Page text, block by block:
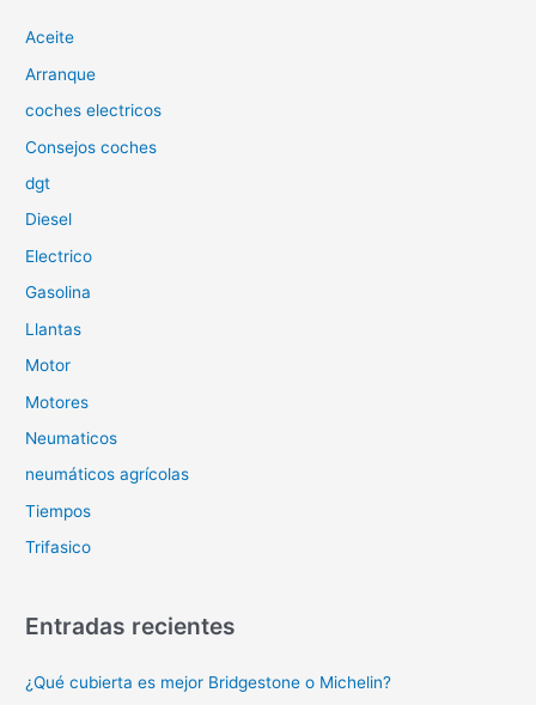
r
p
o
Aceite
Arranque
coches electricos
Consejos coches
dgt
Diesel
Electrico
Gasolina
Llantas
Motor
Motores
Neumaticos
neumáticos agrícolas
Tiempos
Trifasico
Entradas recientes
¿Qué cubierta es mejor Bridgestone o Michelin?